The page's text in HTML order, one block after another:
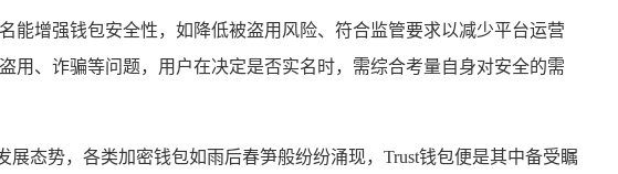
能增强钱包安全性，如降低被盗用风险、符合监管要求以减少平台运营
用、诈骗等问题，用户在决定是否实名时，需综合考量自身对安全的需
态势，各类加密钱包如雨后春笋般纷纷涌现，Trust钱包便是其中备受瞩